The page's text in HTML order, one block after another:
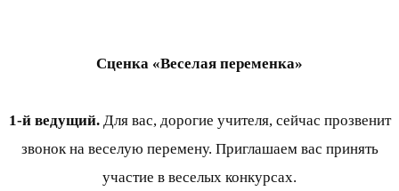
Сценка «Веселая переменка»
1-й ведущий. Для вас, дорогие учителя, сейчас прозвенит
звонок на веселую перемену. Приглашаем вас принять
участие в веселых конкурсах.